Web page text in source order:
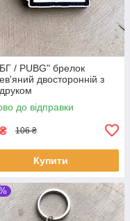
/ PUBG" брелок
двосторонній з
до відправки
₴ 106 ₴
Купити